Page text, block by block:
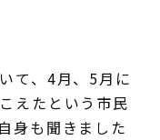
て、4月、5月に
えたという市民
身も聞きました